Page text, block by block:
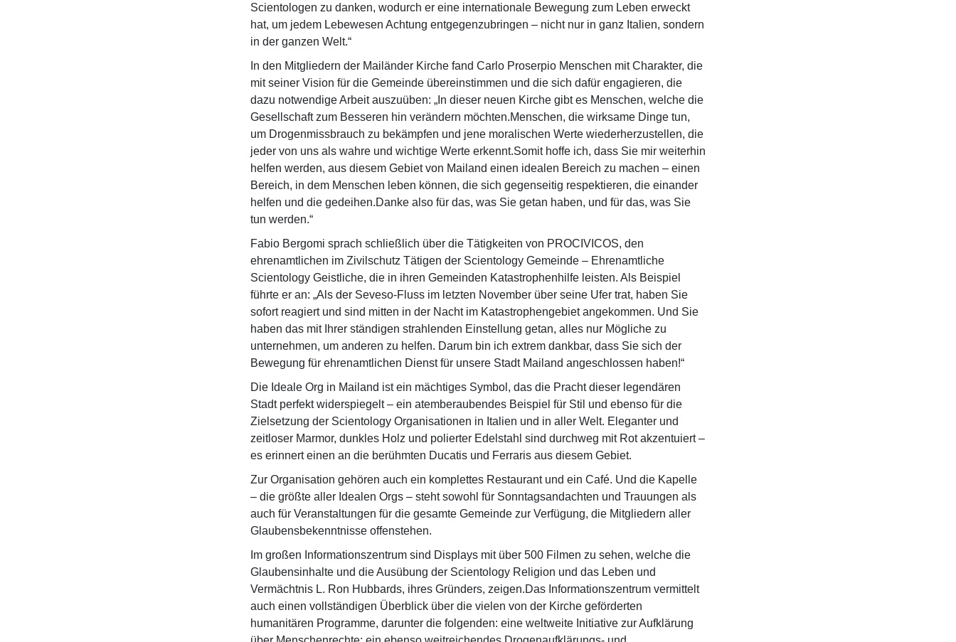
Scientologen zu danken, wodurch er eine internationale Bewegung zum Leben erweckt
hat, um jedem Lebewesen Achtung entgegenzubringen – nicht nur in ganz Italien, sondern
in der ganzen Welt.“
In den Mitgliedern der Mailänder Kirche fand Carlo Proserpio Menschen mit Charakter, die
mit seiner Vision für die Gemeinde übereinstimmen und die sich dafür engagieren, die
dazu notwendige Arbeit auszuüben: „In dieser neuen Kirche gibt es Menschen, welche die
Gesellschaft zum Besseren hin verändern möchten.Menschen, die wirksame Dinge tun,
um Drogenmissbrauch zu bekämpfen und jene moralischen Werte wiederherzustellen, die
jeder von uns als wahre und wichtige Werte erkennt.Somit hoffe ich, dass Sie mir weiterhin
helfen werden, aus diesem Gebiet von Mailand einen idealen Bereich zu machen – einen
Bereich, in dem Menschen leben können, die sich gegenseitig respektieren, die einander
helfen und die gedeihen.Danke also für das, was Sie getan haben, und für das, was Sie
tun werden.“
Fabio Bergomi sprach schließlich über die Tätigkeiten von PROCIVICOS, den
ehrenamtlichen im Zivilschutz Tätigen der Scientology Gemeinde – Ehrenamtliche
Scientology Geistliche, die in ihren Gemeinden Katastrophenhilfe leisten. Als Beispiel
führte er an: „Als der Seveso-Fluss im letzten November über seine Ufer trat, haben Sie
sofort reagiert und sind mitten in der Nacht im Katastrophengebiet angekommen. Und Sie
haben das mit Ihrer ständigen strahlenden Einstellung getan, alles nur Mögliche zu
unternehmen, um anderen zu helfen. Darum bin ich extrem dankbar, dass Sie sich der
Bewegung für ehrenamtlichen Dienst für unsere Stadt Mailand angeschlossen haben!“
Die Ideale Org in Mailand ist ein mächtiges Symbol, das die Pracht dieser legendären
Stadt perfekt widerspiegelt – ein atemberaubendes Beispiel für Stil und ebenso für die
Zielsetzung der Scientology Organisationen in Italien und in aller Welt. Eleganter und
zeitloser Marmor, dunkles Holz und polierter Edelstahl sind durchweg mit Rot akzentuiert –
es erinnert einen an die berühmten Ducatis und Ferraris aus diesem Gebiet.
Zur Organisation gehören auch ein komplettes Restaurant und ein Café. Und die Kapelle
– die größte aller Idealen Orgs – steht sowohl für Sonntagsandachten und Trauungen als
auch für Veranstaltungen für die gesamte Gemeinde zur Verfügung, die Mitgliedern aller
Glaubensbekenntnisse offenstehen.
Im großen Informationszentrum sind Displays mit über 500 Filmen zu sehen, welche die
Glaubensinhalte und die Ausübung der Scientology Religion und das Leben und
Vermächtnis L. Ron Hubbards, ihres Gründers, zeigen.Das Informationszentrum vermittelt
auch einen vollständigen Überblick über die vielen von der Kirche geförderten
humanitären Programme, darunter die folgenden: eine weltweite Initiative zur Aufklärung